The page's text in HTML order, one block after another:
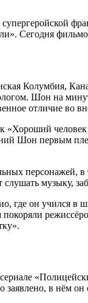
Сегодня
Колумбия,
Шон на
отличие во
«Хороший
Шон первым
персонажей, в
музыку,
где он учился в
в нём